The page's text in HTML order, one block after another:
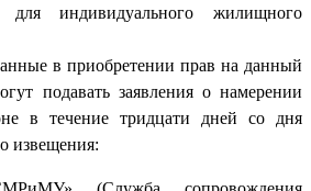
индивидуального жилищного
в приобретении прав на данный
подавать заявления о намерении
в течение тридцати дней со дня
извещения: